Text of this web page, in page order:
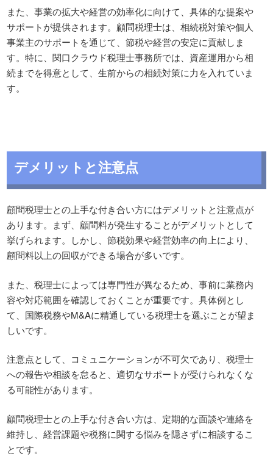
また、事業の拡大や経営の効率化に向けて、具体的な提案や
サポートが提供されます。顧問税理士は、相続税対策や個人
事業主のサポートを通じて、節税や経営の安定に貢献しま
す。特に、関口クラウド税理士事務所では、資産運用から相
続までを得意として、生前からの相続対策に力を入れていま
す。
デメリットと注意点
顧問税理士との上手な付き合い方にはデメリットと注意点が
あります。まず、顧問料が発生することがデメリットとして
挙げられます。しかし、節税効果や経営効率の向上により、
顧問料以上の回収ができる場合が多いです。
また、税理士によっては専門性が異なるため、事前に業務内
容や対応範囲を確認しておくことが重要です。具体例とし
て、国際税務やM&Aに精通している税理士を選ぶことが望ま
しいです。
注意点として、コミュニケーションが不可欠であり、税理士
への報告や相談を怠ると、適切なサポートが受けられなくな
る可能性があります。
顧問税理士との上手な付き合い方は、定期的な面談や連絡を
維持し、経営課題や税務に関する悩みを隠さずに相談するこ
とです。